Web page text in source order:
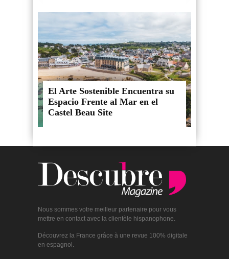
El Arte Sostenible Encuentra su
Espacio Frente al Mar en el
Castel Beau Site
Nous sommes votre meilleur partenaire pour vous
mettre en contact avec la clientèle hispanophone.
Découvrez la France grâce à une revue 100% digitale
en espagnol.